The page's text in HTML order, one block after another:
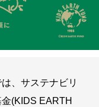
、サステナビリ
(KIDS EARTH